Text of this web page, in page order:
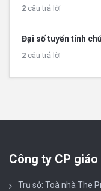
2 câu trả lời
Đại số tuyến tính
2 câu trả lời
Công ty CP
Trụ sở: Toà nhà The